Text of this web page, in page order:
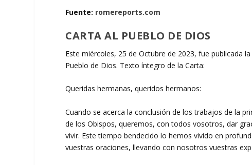
Fuente: romereports.com
CARTA AL PUEBLO DE DIOS
Este miércoles, 25 de Octubre de 2023, fue publicada
Pueblo de Dios. Texto íntegro de la Carta:
Queridas hermanas, queridos hermanos:
Cuando se acerca la conclusión de los trabajos de la
de los Obispos, queremos, con todos vosotros, dar
vivir. Este tiempo bendecido lo hemos vivido en
vuestras oraciones, llevando con nosotros vuestras